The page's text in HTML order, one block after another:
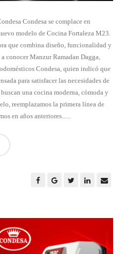
Condesa se complace en
modelo de Cocina Fortaleza M23.
que combina diseño, funcionalidad y
conocer Manzur Ramadan Dagga,
Condesa, quien indicó que
para satisfacer las necesidades de
una cocina moderna, cómoda y
reemplazamos la primera línea de
en años anteriores......